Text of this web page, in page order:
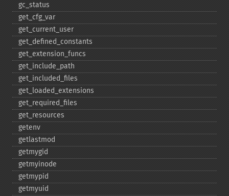
gc_​status
get_​cfg_​var
get_​current_​user
get_​defined_​constants
get_​extension_​funcs
get_​include_​path
get_​included_​files
get_​loaded_​extensions
get_​required_​files
get_​resources
getenv
getlastmod
getmygid
getmyinode
getmypid
getmyuid